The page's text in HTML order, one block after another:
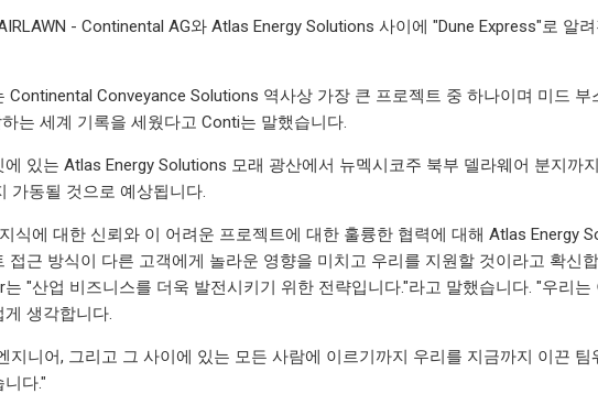
- Continental AG와 Atlas Energy Solutions 사이에 "Dune Express"로 알
Continental Conveyance Solutions 역사상 가장 큰 프로젝트 중 하나이며 미드
는 세계 기록을 세웠다고 Conti는 말했습니다.
에 있는 Atlas Energy Solutions 모래 광산에서 뉴멕시코주 북부 델라웨어 분지까
가동될 것으로 예상됩니다.
식에 대한 신뢰와 이 어려운 프로젝트에 대한 훌륭한 협력에 대해 Atlas Energy
접근 방식이 다른 고객에게 놀라운 영향을 미치고 우리를 지원할 것이라고 확신
는 "산업 비즈니스를 더욱 발전시키기 위한 전략입니다."라고 말했습니다. "우리
생각합니다.
지니어, 그리고 그 사이에 있는 모든 사람에 이르기까지 우리를 지금까지 이끈
다."